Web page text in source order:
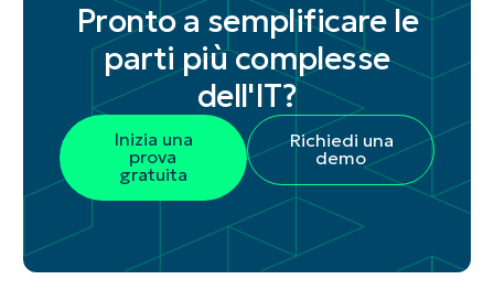
Pronto a semplificare le
parti più complesse
dell'IT?
Inizia una
prova
gratuita
Richiedi una
demo